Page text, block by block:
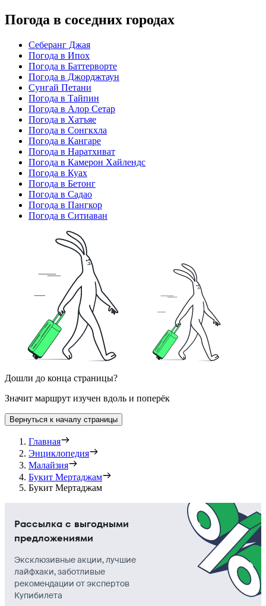
Погода в соседних городах
Себеранг Джая
Погода в Ипох
Погода в Баттерворте
Погода в Джорджтаун
Сунгай Петани
Погода в Тайпин
Погода в Алор Сетар
Погода в Хатъяе
Погода в Сонгкхла
Погода в Кангаре
Погода в Наратхиват
Погода в Камерон Хайлендс
Погода в Куах
Погода в Бетонг
Погода в Садао
Погода в Пангкор
Погода в Ситиаван
Дошли до конца страницы?
Значит маршрут изучен вдоль и поперёк
Вернуться к началу страницы
Главная
Энциклопедия
Малайзия
Букит Мертаджам
Букит Мертаджам
Рассылка с выгодными
предложениями
Эксклюзивные акции, лучшие
лайфхаки, заботливые
рекомендации от экспертов
Купибилета